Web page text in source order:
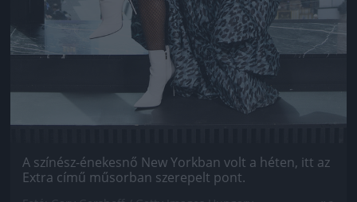
A színész-énekesnő New Yorkban volt a héten, itt az
Extra című műsorban szerepelt pont.